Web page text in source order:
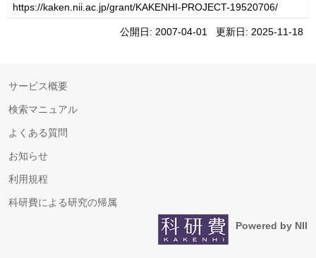
公開日: 2007-04-01 更新日: 2025-11-18
サービス概要
検索マニュアル
よくある質問
お知らせ
利用規程
科研費による研究の帰属
Powered by NII